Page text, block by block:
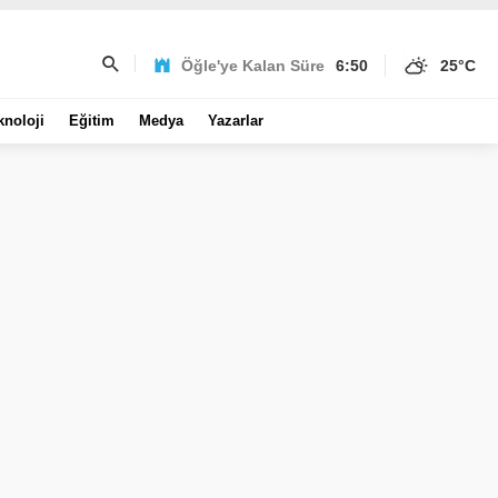
Öğle'ye Kalan Süre 6:50 25°C
Eğitim Medya Yazarlar